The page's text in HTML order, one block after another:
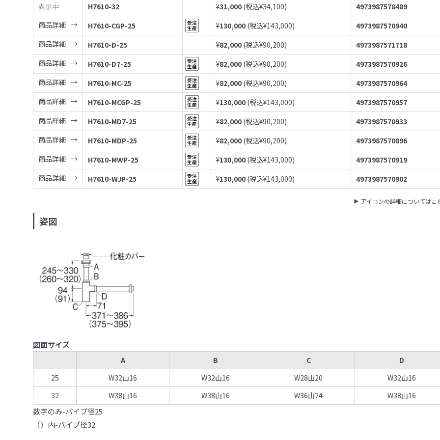
表示中 H7610-32 ¥31,000 (税込¥34,100)
4973987578489
商品詳細
H7610-CGP-25 ¥130,000 (税込¥143,000)
4973987570940
商品詳細
H7610-D-25 ¥82,000 (税込¥90,200)
4973987571718
商品詳細
H7610-D7-25 ¥82,000 (税込¥90,200)
4973987570926
商品詳細
H7610-MC-25 ¥82,000 (税込¥90,200)
4973987570964
商品詳細
H7610-MCGP-25 ¥130,000 (税込¥143,000)
4973987570957
商品詳細
H7610-MD7-25 ¥82,000 (税込¥90,200)
4973987570933
商品詳細
H7610-MDP-25 ¥82,000 (税込¥90,200)
4973987570896
商品詳細
H7610-MWP-25 ¥130,000 (税込¥143,000)
4973987570919
商品詳細
H7610-WJP-25 ¥130,000 (税込¥143,000) 4973987570902
アイコンの詳細についてはこ
姿図
図面サイズ
A B C
D
25
W32山16 W32山16 W28山20
W32山16
32
W38山16 W38山16 W36山24 W38山16
数字のみ-パイプ径25
（）内-パイプ径32